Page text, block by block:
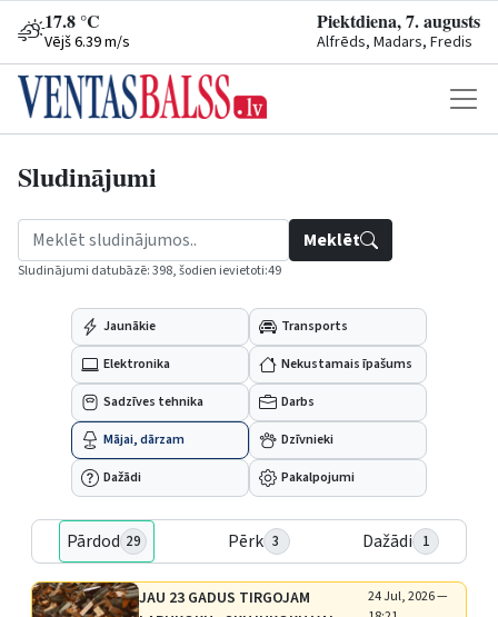
17.8 °C
Vējš 6.39 m/s
Piektdiena, 7. augusts
Alfrēds, Madars, Fredis
Sludinājumi
Meklēt
Sludinājumi datubāzē: 398, šodien ievietoti:49
Jaunākie
Transports
Elektronika
Nekustamais īpašums
Sadzīves tehnika
Darbs
Mājai, dārzam
Dzīvnieki
Dažādi
Pakalpojumi
Pārdod 29 Pērk 3 Dažādi 1
JAU 23 GADUS TIRGOJAM
24 Jul, 2026 —